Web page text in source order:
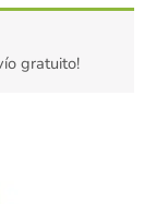
gratuito!